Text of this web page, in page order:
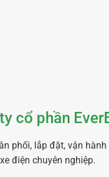
cổ phần
phối, lắp đặt, vận
điện chuyên nghiệp.